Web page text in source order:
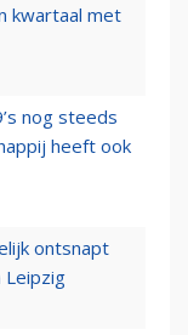
kwartaal met
nog steeds
heeft ook
ontsnapt
Leipzig